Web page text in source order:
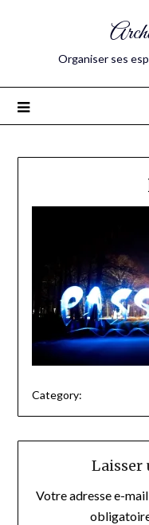
Organiser ses
Category:
Laisser
Votre adresse e-